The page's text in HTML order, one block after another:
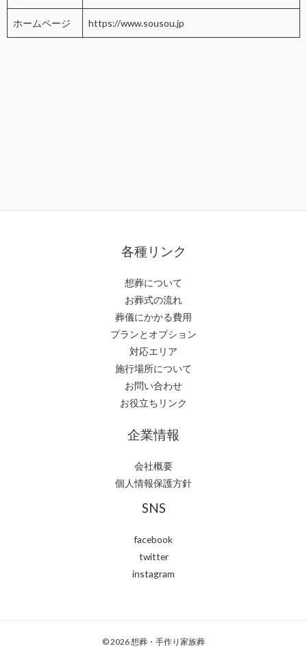
ホームページ https://www.sousou.jp
各種リンク
想葬について
お葬式の流れ
葬儀にかかる費用
プランとオプション
対応エリア
施行場所について
お問い合わせ
お役立ちリンク
企業情報
会社概要
個人情報保護方針
SNS
facebook
twitter
instagram
© 2026 想葬・手作り家族葬